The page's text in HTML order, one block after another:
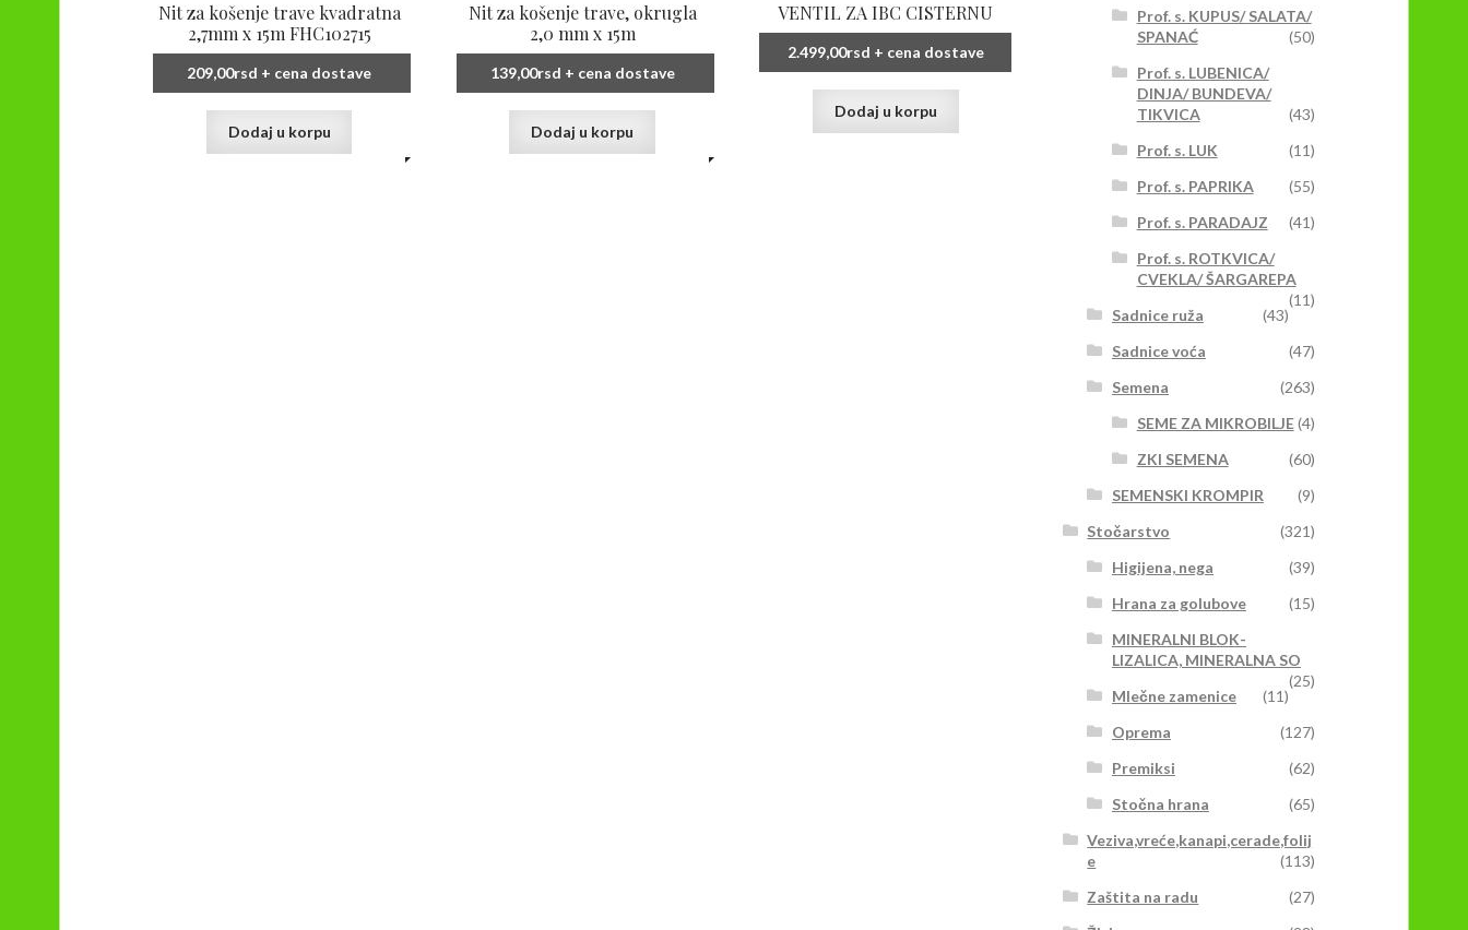
Nit za košenje trave kvadratna
2,7mm x 15m FHC102715
209,00rsd + cena dostave
Dodaj u korpu
Nit za košenje trave, okrugla
2,0 mm x 15m
139,00rsd + cena dostave
Dodaj u korpu
VENTIL ZA IBC CISTERNU
2.499,00rsd + cena dostave
Dodaj u korpu
Prof. s. KUPUS/ SALATA/
SPANAĆ
(50)
Prof. s. LUBENICA/
DINJA/ BUNDEVA/
TIKVICA
(43)
Prof. s. LUK
(11)
Prof. s. PAPRIKA
(55)
Prof. s. PARADAJZ
(41)
Prof. s. ROTKVICA/
CVEKLA/ ŠARGAREPA
(11)
Sadnice ruža
(43)
Sadnice voća
(47)
Semena
(263)
SEME ZA MIKROBILJE(4)
ZKI SEMENA
(60)
SEMENSKI KROMPIR
(9)
Stočarstvo
(321)
Higijena, nega
(39)
Hrana za golubove
(15)
MINERALNI BLOK-
LIZALICA, MINERALNA SO
(25)
Mlečne zamenice
(11)
Oprema
(127)
Premiksi
(62)
Stočna hrana
(65)
Veziva,vreće,kanapi,cerade,folij
e
(113)
Zaštita na radu
(27)